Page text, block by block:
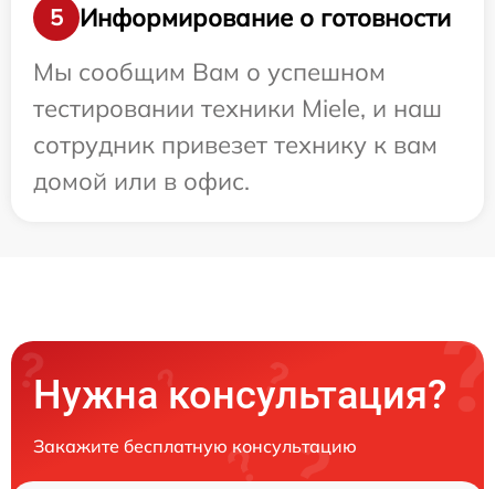
5
Информирование о готовности
Мы сообщим Вам о успешном
тестировании техники Miele, и наш
сотрудник привезет технику к вам
домой или в офис.
Нужна консультация?
Закажите бесплатную консультацию